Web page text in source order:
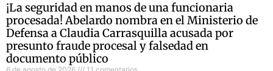
¡La seguridad en manos de una funcionaria
procesada! Abelardo nombra en el Ministerio de
Defensa a Claudia Carrasquilla acusada por
presunto fraude procesal y falsedad en
documento público